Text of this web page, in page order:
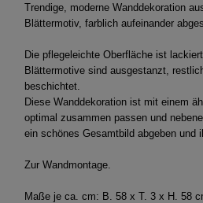
Trendige, moderne Wanddekoration
Blättermotiv, farblich aufeinander
Die pflegeleichte Oberfläche ist
Blättermotive sind ausgestanzt,
beschichtet.
Diese Wanddekoration ist mit einem
optimal zusammen passen und
ein schönes Gesamtbild abgeben und
Zur Wandmontage.
Maße je ca. cm: B. 58 x T. 3 x H. 58